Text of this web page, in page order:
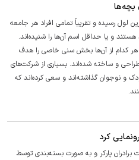
بچه‌ها
لول رسیده و تقریباً تمامی افراد هر جامعه
و یا حداقل اسم آن‌ها را شنیده‌اند.
هر کدام از آن‌ها بخش سنی خاصی را هدف
و ساخته شده‌اند. بسیاری از شرکت‌های
و نوجوان گذاشته‌اند و سعی کرده‌اند که
کرد
پارکر و به صورت بسته‌بندی توسط